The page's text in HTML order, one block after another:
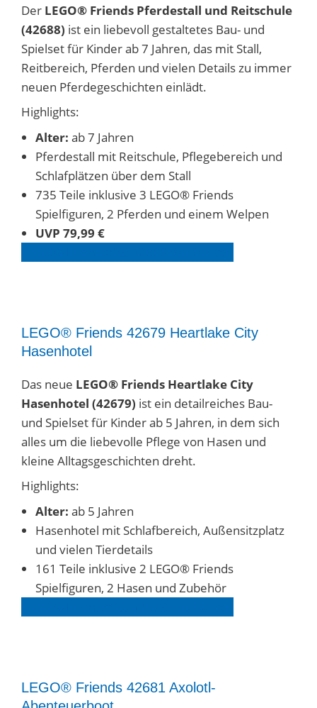
Der LEGO® Friends Pferdestall und Reitschule
(42688) ist ein liebevoll gestaltetes Bau- und
Spielset für Kinder ab 7 Jahren, das mit Stall,
Reitbereich, Pferden und vielen Details zu immer
neuen Pferdegeschichten einlädt.
Highlights:
Alter: ab 7 Jahren
Pferdestall mit Reitschule, Pflegebereich und
Schlafplätzen über dem Stall
735 Teile inklusive 3 LEGO® Friends
Spielfiguren, 2 Pferden und einem Welpen
UVP 79,99 €
LEGO® Friends 42679 Heartlake City
Hasenhotel
Das neue LEGO® Friends Heartlake City
Hasenhotel (42679) ist ein detailreiches Bau-
und Spielset für Kinder ab 5 Jahren, in dem sich
alles um die liebevolle Pflege von Hasen und
kleine Alltagsgeschichten dreht.
Highlights:
Alter: ab 5 Jahren
Hasenhotel mit Schlafbereich, Außensitzplatz
und vielen Tierdetails
161 Teile inklusive 2 LEGO® Friends
Spielfiguren, 2 Hasen und Zubehör
LEGO® Friends 42681 Axolotl-